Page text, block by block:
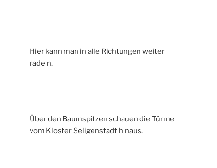
Hier kann man in alle Richtungen weiter
radeln.
Über den Baumspitzen schauen die Türme
vom Kloster Seligenstadt hinaus.